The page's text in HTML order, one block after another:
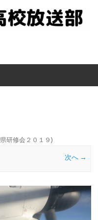
研修会２０１９ )
次へ →